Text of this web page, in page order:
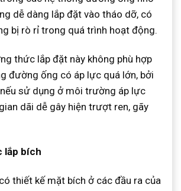
dễ dàng lắp đặt vào tháo dỡ, có
bị rò rỉ trong quá trình hoạt động.
thức lắp đặt này không phù hợp
đường ống có áp lực quá lớn, bởi
sử dụng ở môi trường áp lực
dãi dễ gây hiện trượt ren, gãy
lắp bích
thiết kế mặt bích ở các đầu ra của